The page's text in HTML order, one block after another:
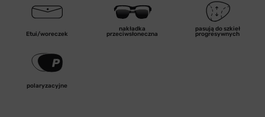
Etui/woreczek
nakładka
przeciwsłoneczna
pasują do szkieł
progresywnych
polaryzacyjne